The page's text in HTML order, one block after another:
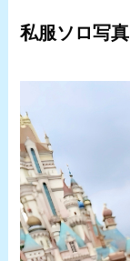
私服ソロ写真